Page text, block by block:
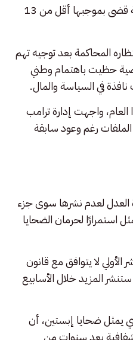
أن تنتهي القضية بصفقة مخففة قضى بموجبها أقل من 13
2019 أثناء انتظاره المحاكمة بعد توجيه تهم
قضية حظيت باهتمام وطني
في السياسة والمال.
واجهت إدارة ترامب
رغم وعود سابقة
العدل لعدم نشرها سوى جزء
استمرارًا لحرمان الضحايا
الأولي لا يتوافق مع قانون
ستنشر المزيد خلال الأسابيع
يمثل ضحايا إبستين، أن